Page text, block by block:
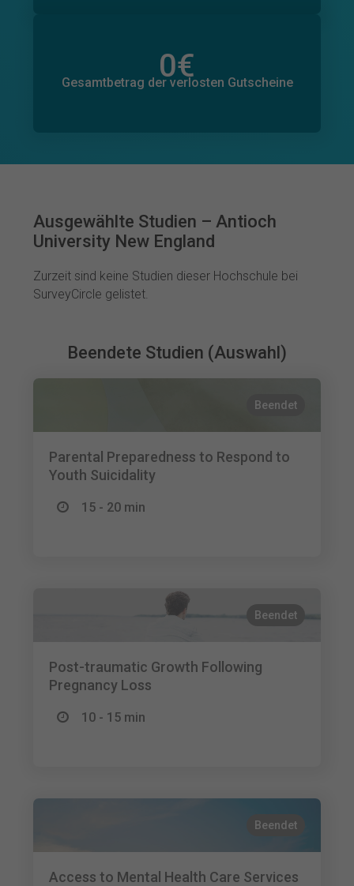
0€
Gesamtbetrag der verlosten Gutscheine
0€
Gesamtbetrag der zugesagten Spenden
Ausgewählte Studien – Antioch
University New England
Zurzeit sind keine Studien dieser Hochschule bei
SurveyCircle gelistet.
Beendete Studien (Auswahl)
Beendet
Parental Preparedness to Respond to
Youth Suicidality
15 - 20 min
Beendet
Post-traumatic Growth Following
Pregnancy Loss
10 - 15 min
Beendet
Access to Mental Health Care Services